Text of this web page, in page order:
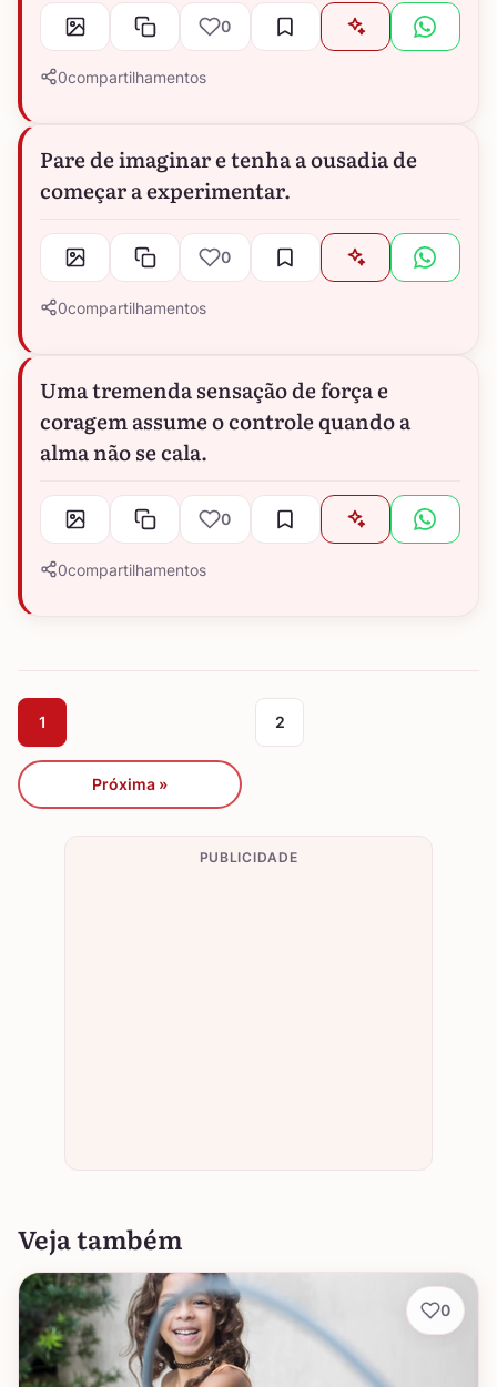
0
0compartilhamentos
Pare de imaginar e tenha a ousadia de
começar a experimentar.
0
0compartilhamentos
Uma tremenda sensação de força e
coragem assume o controle quando a
alma não se cala.
0
0compartilhamentos
1 2
Próxima »
PUBLICIDADE
Veja também
0